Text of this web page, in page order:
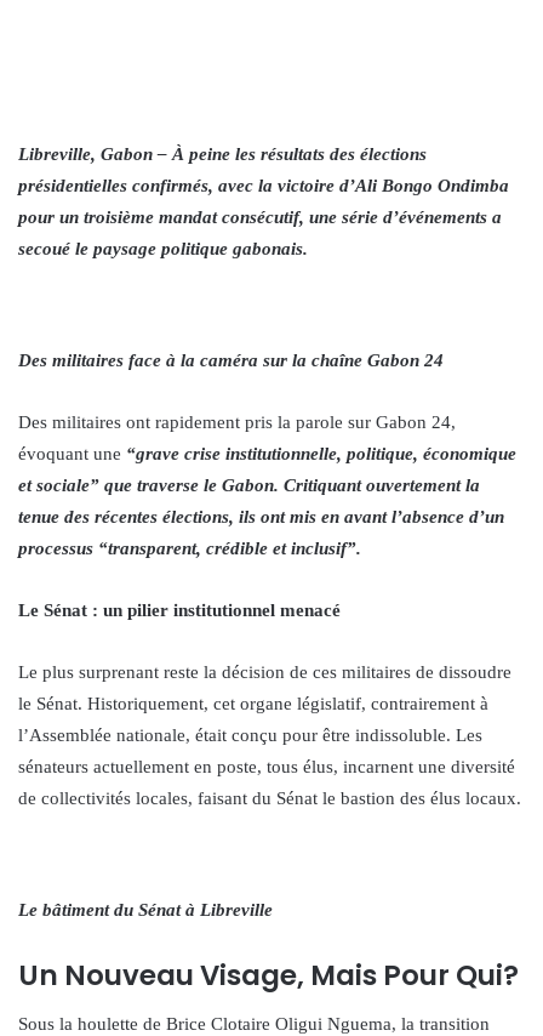
Libreville, Gabon – À peine les résultats des élections
présidentielles confirmés, avec la victoire d’Ali Bongo Ondimba
pour un troisième mandat consécutif, une série d’événements a
secoué le paysage politique gabonais.
Des militaires face à la caméra sur la chaîne Gabon 24
Des militaires ont rapidement pris la parole sur Gabon 24,
évoquant une “grave crise institutionnelle, politique, économique
et sociale” que traverse le Gabon. Critiquant ouvertement la
tenue des récentes élections, ils ont mis en avant l’absence d’un
processus “transparent, crédible et inclusif”.
Le Sénat : un pilier institutionnel menacé
Le plus surprenant reste la décision de ces militaires de dissoudre
le Sénat. Historiquement, cet organe législatif, contrairement à
l’Assemblée nationale, était conçu pour être indissoluble. Les
sénateurs actuellement en poste, tous élus, incarnent une diversité
de collectivités locales, faisant du Sénat le bastion des élus locaux.
Le bâtiment du Sénat à Libreville
Un Nouveau Visage, Mais Pour Qui?
Sous la houlette de Brice Clotaire Oligui Nguema, la transition